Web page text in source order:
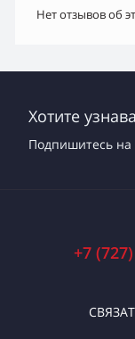
Нет отзывов об
Хотите
Подпишитесь на
+7